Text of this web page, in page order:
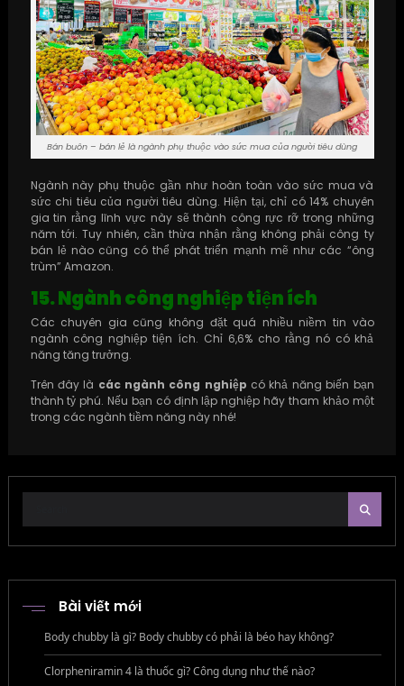
Bán buôn – bán lẻ là ngành phụ thuộc vào sức mua của người tiêu dùng
Ngành này phụ thuộc gần như hoàn toàn vào sức mua và
sức chi tiêu của người tiêu dùng. Hiện tại, chỉ có 14% chuyên
gia tin rằng lĩnh vực này sẽ thành công rực rỡ trong những
năm tới. Tuy nhiên, cần thừa nhận rằng không phải công ty
bán lẻ nào cũng có thể phát triển mạnh mẽ như các “ông
trùm” Amazon.
15. Ngành công nghiệp tiện ích
Các chuyên gia cũng không đặt quá nhiều niềm tin vào
ngành công nghiệp tiện ích. Chỉ 6,6% cho rằng nó có khả
năng tăng trưởng.
Trên đây là các ngành công nghiệp có khả năng biến bạn
thành tỷ phú. Nếu bạn có định lập nghiệp hãy tham khảo một
trong các ngành tiềm năng này nhé!
Bài viết mới
Body chubby là gì? Body chubby có phải là béo hay không?
Clorpheniramin 4 là thuốc gì? Công dụng như thế nào?